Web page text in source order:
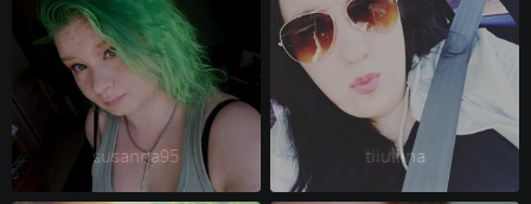
susanna95 tiiuliina